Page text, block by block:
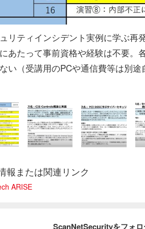
ュリティインシデント実例に学ぶ再
あたって事前資格や経験は不要。
い（受講用のPCや通信費等は別
報または関連リンク
ARISE
ScanNetSecurityをフォロ